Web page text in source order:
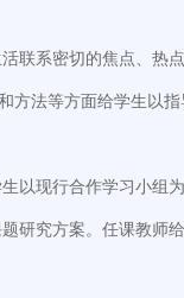
联系密切的焦点、热
方法等方面给学生以
以现行合作学习小组
研究方案。任课教师